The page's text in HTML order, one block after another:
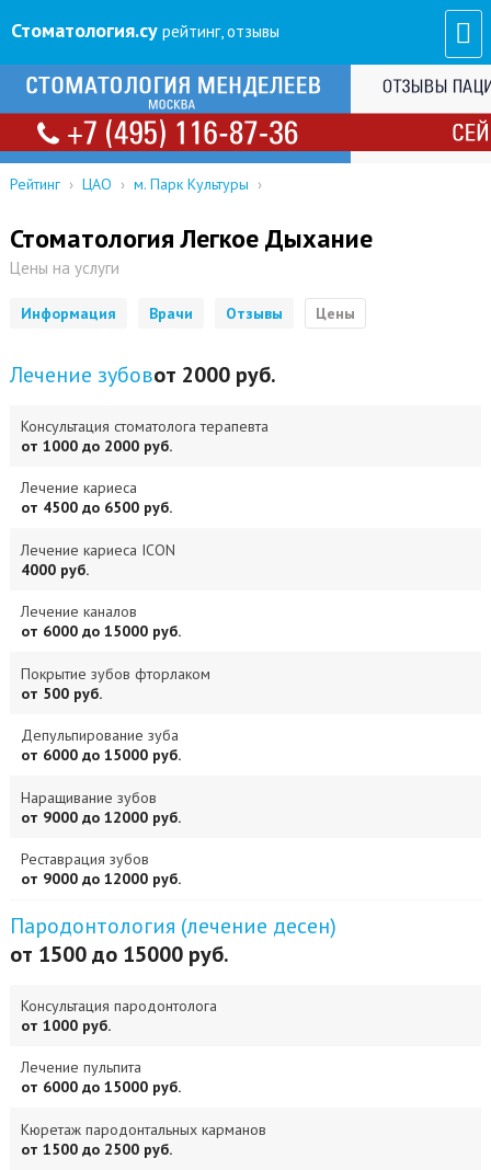
Стоматология.су рейтинг, отзывы
Рейтинг › ЦАО › м. Парк Культуры ›
Стоматология Легкое Дыхание
Цены на услуги
Информация Врачи Отзывы Цены
Лечение зубовот 2000 руб.
Консультация стоматолога терапевта
от 1000 до 2000 руб.
Лечение кариеса
от 4500 до 6500 руб.
Лечение кариеса ICON
4000 руб.
Лечение каналов
от 6000 до 15000 руб.
Покрытие зубов фторлаком
от 500 руб.
Депульпирование зуба
от 6000 до 15000 руб.
Наращивание зубов
от 9000 до 12000 руб.
Реставрация зубов
от 9000 до 12000 руб.
Пародонтология (лечение десен)
от 1500 до 15000 руб.
Консультация пародонтолога
от 1000 руб.
Лечение пульпита
от 6000 до 15000 руб.
Кюретаж пародонтальных карманов
от 1500 до 2500 руб.